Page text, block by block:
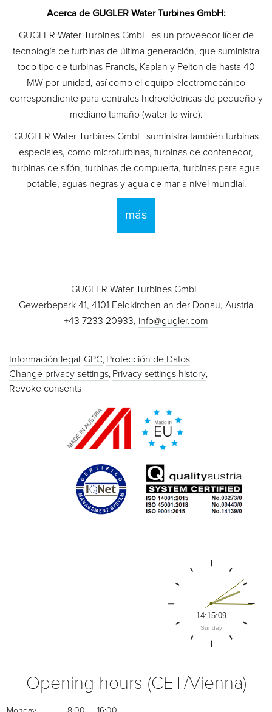
Acerca de GUGLER Water Turbines GmbH:
GUGLER Water Turbines GmbH es un proveedor líder de
tecnología de turbinas de última generación, que suministra
todo tipo de turbinas Francis, Kaplan y Pelton de hasta 40
MW por unidad, así como el equipo electromecánico
correspondiente para centrales hidroeléctricas de pequeño y
mediano tamaño (water to wire).
GUGLER Water Turbines GmbH suministra también turbinas
especiales, como microturbinas, turbinas de contenedor,
turbinas de sifón, turbinas de compuerta, turbinas para agua
potable, aguas negras y agua de mar a nivel mundial.
más
GUGLER Water Turbines GmbH
Gewerbepark 41, 4101 Feldkirchen an der Donau, Austria
+43 7233 20933, info@gugler.com
Información legal GPC Protección de Datos
Change privacy settings Privacy settings history
Revoke consents
Opening hours (CET/Vienna)